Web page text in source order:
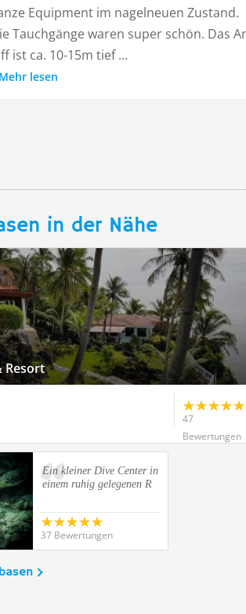
Equipment im nagelneuen Zustand.
Tauchgänge waren super schön. Das
ist ca. 10-15m tief ...
Mehr lesen
in der Nähe
Resort
47
Bewertungen
Ein kleiner Dive Center in
einem ruhig gelegenen R
37 Bewertungen